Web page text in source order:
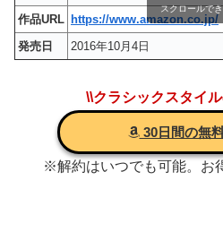
作品URL https://www.amazon.co.jp/
発売日
2016年10月4日
スクロールで
\\クラシックスタイ
30日間の無
※解約はいつでも可能。お